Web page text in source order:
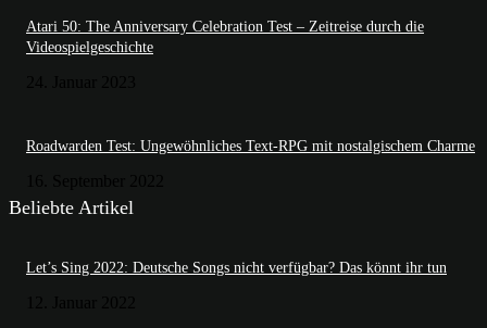
Atari 50: The Anniversary Celebration Test – Zeitreise durch die
Videospielgeschichte
Roadwarden Test: Ungewöhnliches Text-RPG mit nostalgischem Charme
Beliebte Artikel
Let’s Sing 2022: Deutsche Songs nicht verfügbar? Das könnt ihr tun